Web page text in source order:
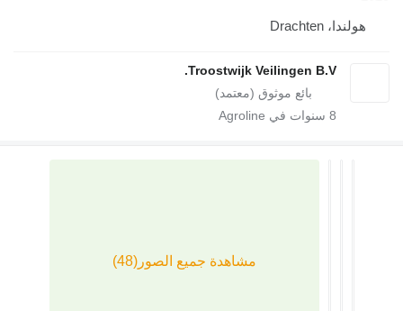
Troostwijk Veilingen
سنوات في Agroline